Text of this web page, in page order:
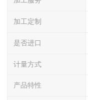
加工定制
是否进口
计量方式
产品特性